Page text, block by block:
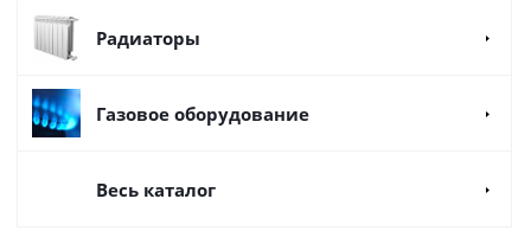
Радиаторы
Газовое оборудование
Весь каталог